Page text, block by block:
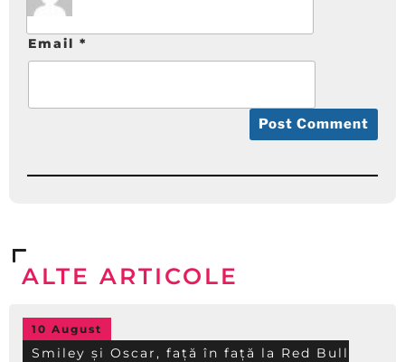
Email *
ALTE ARTICOLE
10 August
Smiley și Oscar, față în față la Red Bull